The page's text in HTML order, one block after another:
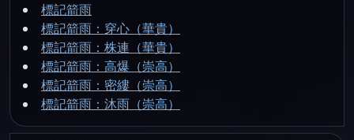
標記箭雨
標記箭雨：穿心（華貴）
標記箭雨：株連（華貴）
標記箭雨：高爆（崇高）
標記箭雨：密縷（崇高）
標記箭雨：沐雨（崇高）